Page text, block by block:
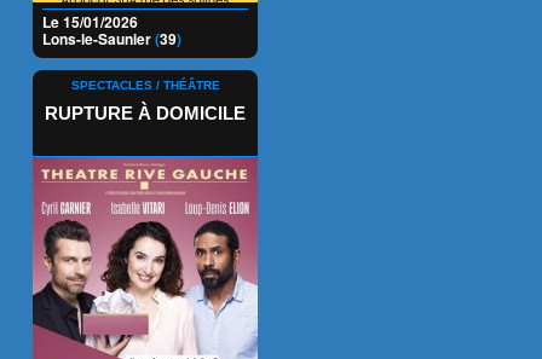
Le 15/01/2026
Lons-le-Saunier(39)
SPECTACLES / THÉÂTRE
RUPTURE À DOMICILE